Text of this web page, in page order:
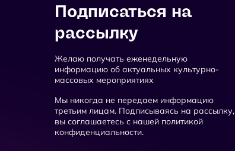
Подписаться на
рассылку
Желаю получать еженедельную
информацию об актуальных культурно-
массовых мероприятиях
Мы никогда не передаем информацию
третьим лицам. Подписываясь на рассылку,
вы соглашаетесь с нашей политикой
конфиденциальности.